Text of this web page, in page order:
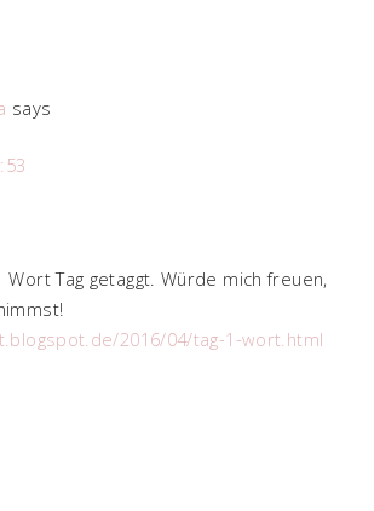
says
Wort Tag getaggt. Würde mich freuen,
2016/04/tag-1-wort.html